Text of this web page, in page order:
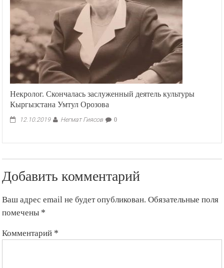
Некролог. Скончалась заслуженный деятель культуры
Кыргызстана Умтул Орозова
12.10.2019 Негмат Гиясов 0
Добавить комментарий
Ваш адрес email не будет опубликован. Обязательные поля
помечены *
Комментарий *